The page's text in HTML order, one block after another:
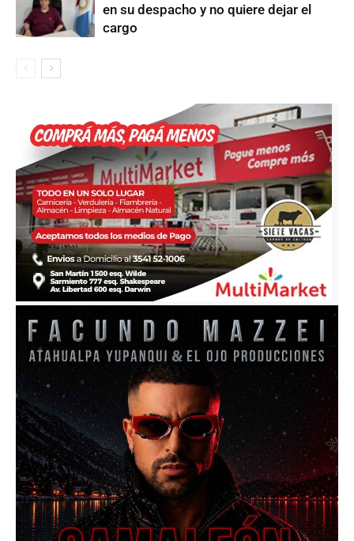
en su despacho y no quiere dejar el
cargo